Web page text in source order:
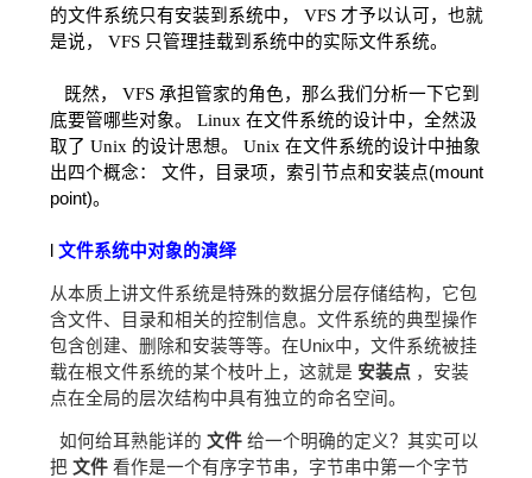
的文件系统只有安装到系统中， VFS 才予以认可，也就
是说， VFS 只管理挂载到系统中的实际文件系统。
既然， VFS 承担管家的角色，那么我们分析一下它到
底要管哪些对象。 Linux 在文件系统的设计中，全然汲
取了 Unix 的设计思想。 Unix 在文件系统的设计中抽象
出四个概念： 文件，目录项，索引节点和安装点(mount
point)。
文件系统中对象的演绎
从本质上讲文件系统是特殊的数据分层存储结构，它包
含文件、目录和相关的控制信息。文件系统的典型操作
包含创建、删除和安装等等。在Unix中，文件系统被挂
载在根文件系统的某个枝叶上，这就是 安装点 ，安装
点在全局的层次结构中具有独立的命名空间。
如何给耳熟能详的 文件 给一个明确的定义？其实可以
把 文件 看作是一个有序字节串，字节串中第一个字节